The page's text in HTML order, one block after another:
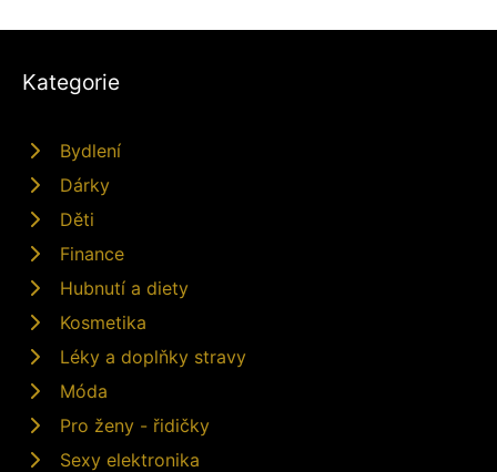
Kategorie
Bydlení
Dárky
Děti
Finance
Hubnutí a diety
Kosmetika
Léky a doplňky stravy
Móda
Pro ženy - řidičky
Sexy elektronika